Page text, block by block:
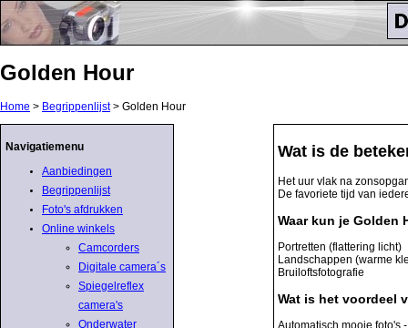
Golden Hour
Home > Begrippenlijst> Golden Hour
Navigatiemenu
Aanbiedingen
Begrippenlijst
Foto's afdrukken
Online winkels
Camcorders
Digitale camera´s
Spiegelreflex
camera's
Onderwater
Wat is de
Het uur vlak na
De favoriete tijd van
Waar kun je Golden
Portretten (flattering licht)
Landschappen (warme
Bruiloftsfotografie
Wat is het voordeel
Automatisch mooie foto's